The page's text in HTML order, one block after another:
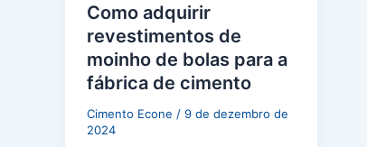
Como adquirir
revestimentos de
moinho de bolas para a
fábrica de cimento
Cimento Econe / 9 de dezembro de
2024